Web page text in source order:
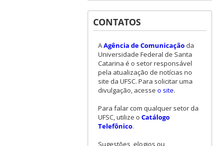
CONTATOS
AAgência de Comunicaçãoda
Universidade Federal de Santa
Catarina é o setor responsável
pela atualização de notícias no
site da UFSC. Para solicitar uma
divulgação, acesse o site.
Para falar com qualquer setor da
UFSC, utilize o Catálogo
Telefônico.
Sugestões, elogios ou